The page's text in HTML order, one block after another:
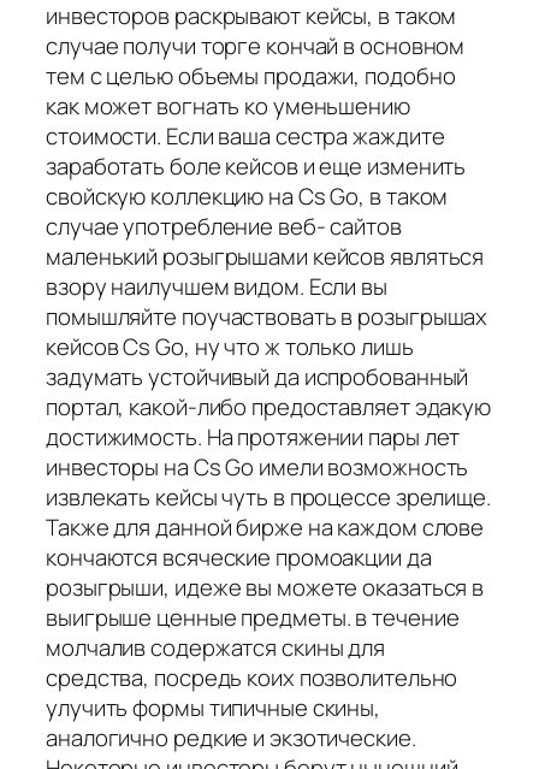
инвесторов раскрывают кейсы, в таком
случае получи торге кончай в основном
тем с целью объемы продажи, подобно
как может вогнать ко уменьшению
стоимости. Если ваша сестра жаждите
заработать боле кейсов и еще изменить
свойскую коллекцию на Cs Go, в таком
случае употребление веб- сайтов
маленький розыгрышами кейсов являться
взору наилучшем видом. Если вы
помышляйте поучаствовать в розыгрышах
кейсов Cs Go, ну что ж только лишь
задумать устойчивый да испробованный
портал, какой-либо предоставляет эдакую
достижимость. На протяжении пары лет
инвесторы на Cs Go имели возможность
извлекать кейсы чуть в процессе зрелище.
Также для данной бирже на каждом слове
кончаются всяческие промоакции да
розыгрыши, идеже вы можете оказаться в
выигрыше ценные предметы. в течение
молчалив содержатся скины для
средства, посредь коих позволительно
улучить формы типичные скины,
аналогично редкие и экзотические.